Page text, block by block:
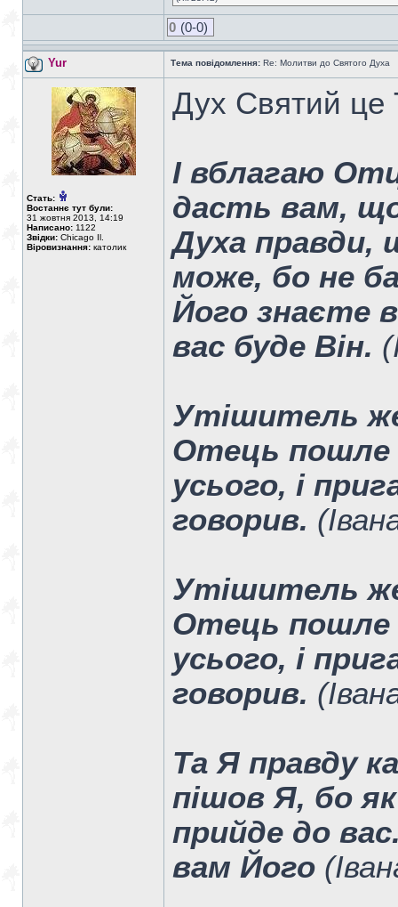
0 (0-0)
Yur Тема повідомлення: Re: Молитви до Святого Духа
Стать:
Востаннє тут були:
31 жовтня 2013, 14:19
Написано: 1122
Звідки: Chicago Il.
Віровизнання: католик
Дух Святий це
І вблагаю
дасть вам,
Духа правди,
може, бо не
Його знаєте
вас буде Він.
Утішитель
Отець пошле
усього, і
говорив.
Утішитель
Отець пошле
усього, і
говорив.
Та Я правду
пішов Я, бо
прийде до
вам Його